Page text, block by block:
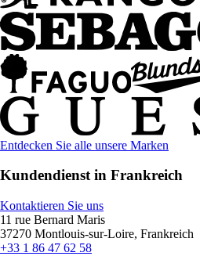
Entdecken Sie alle unsere Marken
Kundendienst in Frankreich
Kontaktieren Sie uns
11 rue Bernard Maris
37270 Montlouis-sur-Loire, Frankreich
+33 1 86 47 62 58